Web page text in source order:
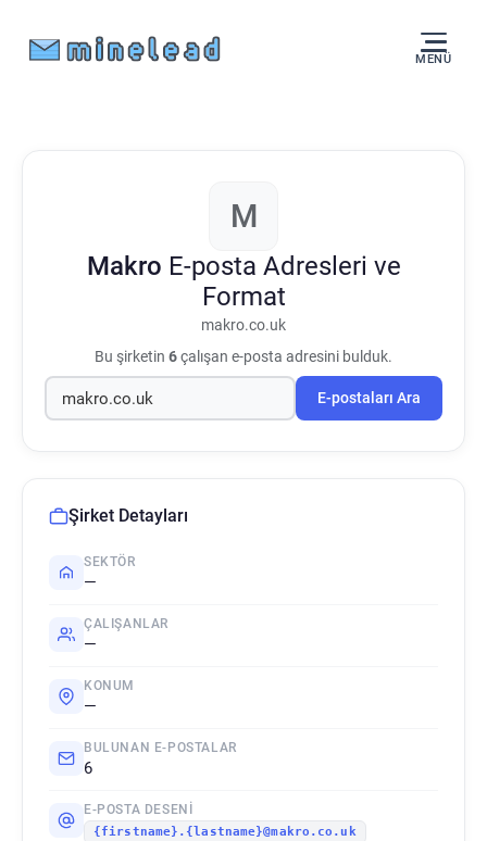
MENÜ
M
Makro E-posta Adresleri ve
Format
makro.co.uk
Bu şirketin 6çalışan e-posta adresini bulduk.
E-postaları Ara
Şirket Detayları
SEKTÖR
—
ÇALIŞANLAR
—
KONUM
—
BULUNAN E-POSTALAR
6
E-POSTA DESENI
{firstname}.{lastname}@makro.co.uk